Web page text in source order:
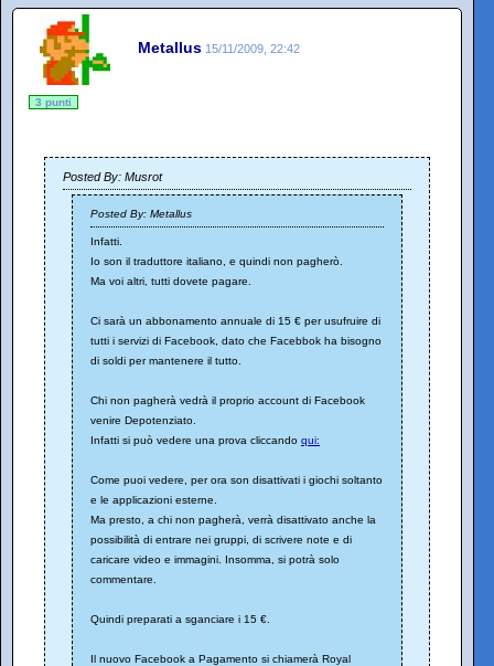
Metallus 15/11/2009, 22:42
3 punti
Posted By: Musrot
Posted By: Metallus
Infatti.
Io son il traduttore italiano, e quindi non pagherò.
Ma voi altri, tutti dovete pagare.
Ci sarà un abbonamento annuale di 15 € per usufruire di
tutti i servizi di Facebook, dato che Facebbok ha bisogno
di soldi per mantenere il tutto.
Chi non pagherà vedrà il proprio account di Facebook
venire Depotenziato.
Infatti si può vedere una prova cliccando qui:
Come puoi vedere, per ora son disattivati i giochi soltanto
e le applicazioni esterne.
Ma presto, a chi non pagherà, verrà disattivato anche la
possibilità di entrare nei gruppi, di scrivere note e di
caricare video e immagini. Insomma, si potrà solo
commentare.
Quindi preparati a sganciare i 15 €.
Il nuovo Facebook a Pagamento si chiamerà Royal